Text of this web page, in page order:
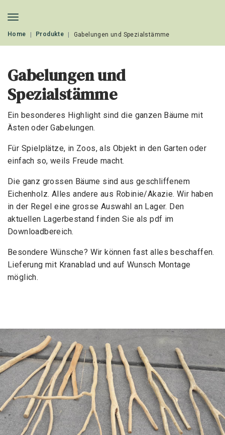
Home Produkte Gabelungen und Spezialstämme
Gabelungen und
Spezialstämme
Ein besonderes Highlight sind die ganzen Bäume mit
Ästen oder Gabelungen.
Für Spielplätze, in Zoos, als Objekt in den Garten oder
einfach so, weils Freude macht.
Die ganz grossen Bäume sind aus geschliffenem
Eichenholz. Alles andere aus Robinie/Akazie. Wir haben
in der Regel eine grosse Auswahl an Lager. Den
aktuellen Lagerbestand finden Sie als pdf im
Downloadbereich.
Besondere Wünsche? Wir können fast alles beschaffen.
Lieferung mit Kranablad und auf Wunsch Montage
möglich.